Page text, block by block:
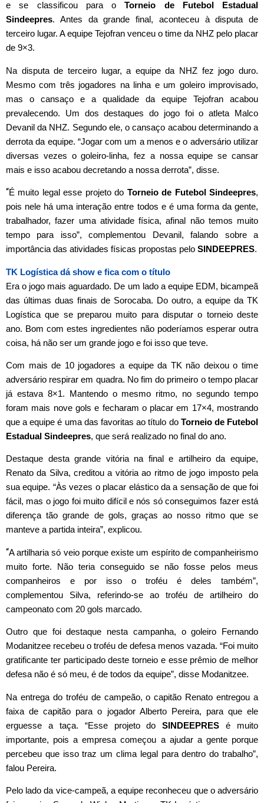
e se classificou para oTorneio de Futebol Estadual
Sindeepres. Antes da grande final, aconteceu à disputa de
terceiro lugar. A equipe Tejofran venceu o time da NHZ pelo placar
de 9×3.
Na disputa de terceiro lugar, a equipe da NHZ fez jogo duro.
Mesmo com três jogadores na linha e um goleiro improvisado,
mas o cansaço e a qualidade da equipe Tejofran acabou
prevalecendo. Um dos destaques do jogo foi o atleta Malco
Devanil da NHZ. Segundo ele, o cansaço acabou determinando a
derrota da equipe. “Jogar com um a menos e o adversário utilizar
diversas vezes o goleiro-linha, fez a nossa equipe se cansar
mais e isso acabou decretando a nossa derrota”, disse.
“É muito legal esse projeto do Torneio de Futebol Sindeepres,
pois nele há uma interação entre todos e é uma forma da gente,
trabalhador, fazer uma atividade física, afinal não temos muito
tempo para isso”, complementou Devanil, falando sobre a
importância das atividades físicas propostas pelo SINDEEPRES.
TK Logística dá show e fica com o título
Era o jogo mais aguardado. De um lado a equipe EDM, bicampeã
das últimas duas finais de Sorocaba. Do outro, a equipe da TK
Logística que se preparou muito para disputar o torneio deste
ano. Bom com estes ingredientes não poderíamos esperar outra
coisa, há não ser um grande jogo e foi isso que teve.
Com mais de 10 jogadores a equipe da TK não deixou o time
adversário respirar em quadra. No fim do primeiro o tempo placar
já estava 8×1. Mantendo o mesmo ritmo, no segundo tempo
foram mais nove gols e fecharam o placar em 17×4, mostrando
que a equipe é uma das favoritas ao título do Torneio de Futebol
Estadual Sindeepres, que será realizado no final do ano.
Destaque desta grande vitória na final e artilheiro da equipe,
Renato da Silva, creditou a vitória ao ritmo de jogo imposto pela
sua equipe. “Às vezes o placar elástico da a sensação de que foi
fácil, mas o jogo foi muito difícil e nós só conseguimos fazer está
diferença tão grande de gols, graças ao nosso ritmo que se
manteve a partida inteira”, explicou.
“A artilharia só veio porque existe um espírito de companheirismo
muito forte. Não teria conseguido se não fosse pelos meus
companheiros e por isso o troféu é deles também”,
complementou Silva, referindo-se ao troféu de artilheiro do
campeonato com 20 gols marcado.
Outro que foi destaque nesta campanha, o goleiro Fernando
Modanitzee recebeu o troféu de defesa menos vazada. “Foi muito
gratificante ter participado deste torneio e esse prêmio de melhor
defesa não é só meu, é de todos da equipe”, disse Modanitzee.
Na entrega do troféu de campeão, o capitão Renato entregou a
faixa de capitão para o jogador Alberto Pereira, para que ele
erguesse a taça. “Esse projeto doSINDEEPRES é muito
importante, pois a empresa começou a ajudar a gente porque
percebeu que isso traz um clima legal para dentro do trabalho”,
falou Pereira.
Pelo lado da vice-campeã, a equipe reconheceu que o adversário